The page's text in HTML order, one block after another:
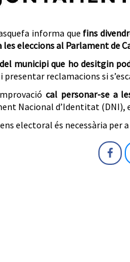
informa que fins
eleccions al Parlament de
municipi que ho desitgin
presentar reclamacions si
cal personar-se a
Nacional d’Identitat (DNI),
electoral és necessària per